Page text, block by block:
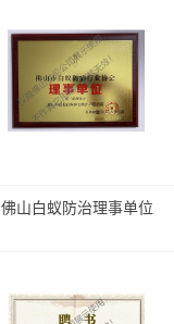
佛山白蚁防治理事单位